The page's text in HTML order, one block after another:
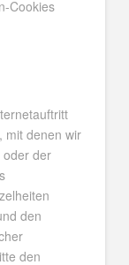
Cookies
mit denen wir
oder der
den
den